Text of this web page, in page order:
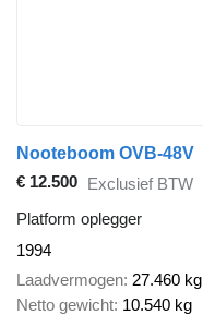
Nooteboom OVB-48V
€ 12.500 Exclusief BTW
Platform oplegger
1994
Laadvermogen 27.460 kg
Netto gewicht 10.540 kg